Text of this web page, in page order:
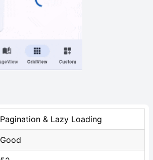
Pagination & Lazy Loading
Good